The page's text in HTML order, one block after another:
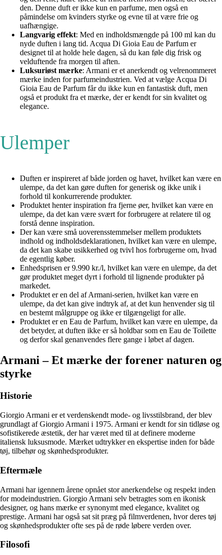
den. Denne duft er ikke kun en parfume, men også en
påmindelse om kvinders styrke og evne til at være frie og
uafhængige.
Langvarig effekt: Med en indholdsmængde på 100 ml kan du
nyde duften i lang tid. Acqua Di Gioia Eau de Parfum er
designet til at holde hele dagen, så du kan føle dig frisk og
velduftende fra morgen til aften.
Luksuriøst mærke: Armani er et anerkendt og velrenommeret
mærke inden for parfumeindustrien. Ved at vælge Acqua Di
Gioia Eau de Parfum får du ikke kun en fantastisk duft, men
også et produkt fra et mærke, der er kendt for sin kvalitet og
elegance.
Ulemper
Duften er inspireret af både jorden og havet, hvilket kan være en
ulempe, da det kan gøre duften for generisk og ikke unik i
forhold til konkurrerende produkter.
Produktet henter inspiration fra fjerne øer, hvilket kan være en
ulempe, da det kan være svært for forbrugere at relatere til og
forstå denne inspiration.
Der kan være små uoverensstemmelser mellem produktets
indhold og indholdsdeklarationen, hvilket kan være en ulempe,
da det kan skabe usikkerhed og tvivl hos forbrugerne om, hvad
de egentlig køber.
Enhedsprisen er 9.990 kr./l, hvilket kan være en ulempe, da det
gør produktet meget dyrt i forhold til lignende produkter på
markedet.
Produktet er en del af Armani-serien, hvilket kan være en
ulempe, da det kan give indtryk af, at det kun henvender sig til
en bestemt målgruppe og ikke er tilgængeligt for alle.
Produktet er en Eau de Parfum, hvilket kan være en ulempe, da
det betyder, at duften ikke er så holdbar som en Eau de Toilette
og derfor skal genanvendes flere gange i løbet af dagen.
Armani – Et mærke der forener naturen og
styrke
Historie
Giorgio Armani er et verdenskendt mode- og livsstilsbrand, der blev
grundlagt af Giorgio Armani i 1975. Armani er kendt for sin tidløse og
sofistikerede æstetik, der har været med til at definere moderne
italiensk luksusmode. Mærket udtrykker en ekspertise inden for både
tøj, tilbehør og skønhedsprodukter.
Eftermæle
Armani har igennem årene opnået stor anerkendelse og respekt inden
for modeindustrien. Giorgio Armani selv betragtes som en ikonisk
designer, og hans mærke er synonymt med elegance, kvalitet og
prestige. Armani har også sat sit præg på filmverdenen, hvor deres tøj
og skønhedsprodukter ofte ses på de røde løbere verden over.
Filosofi